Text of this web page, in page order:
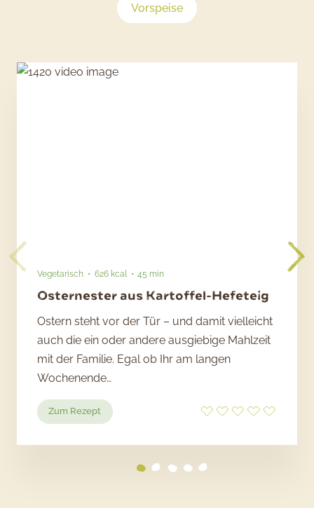
Vorspeise
Vegetarisch 626 kcal 45 min
Osternester aus Kartoffel-Hefeteig
Ostern steht vor der Tür – und damit vielleicht
auch die ein oder andere ausgiebige Mahlzeit
mit der Familie. Egal ob Ihr am langen
Wochenende…
Zum Rezept
Osternester
Hefeteig